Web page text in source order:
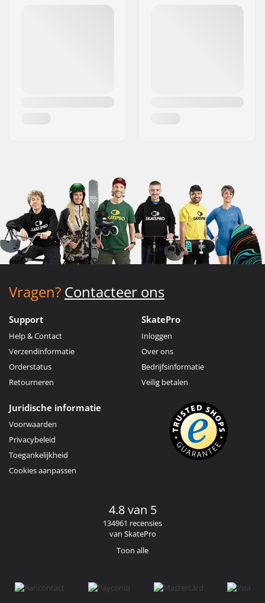
Vragen? Contacteer ons
Support
Help & Contact
Verzendinformatie
Orderstatus
Retourneren
SkatePro
Inloggen
Over ons
Bedrijfsinformatie
Veilig betalen
Juridische informatie
Voorwaarden
Privacybeleid
Toegankelijkheid
Cookies aanpassen
4.8 van 5
134961 recensies
van SkatePro
Toon alle